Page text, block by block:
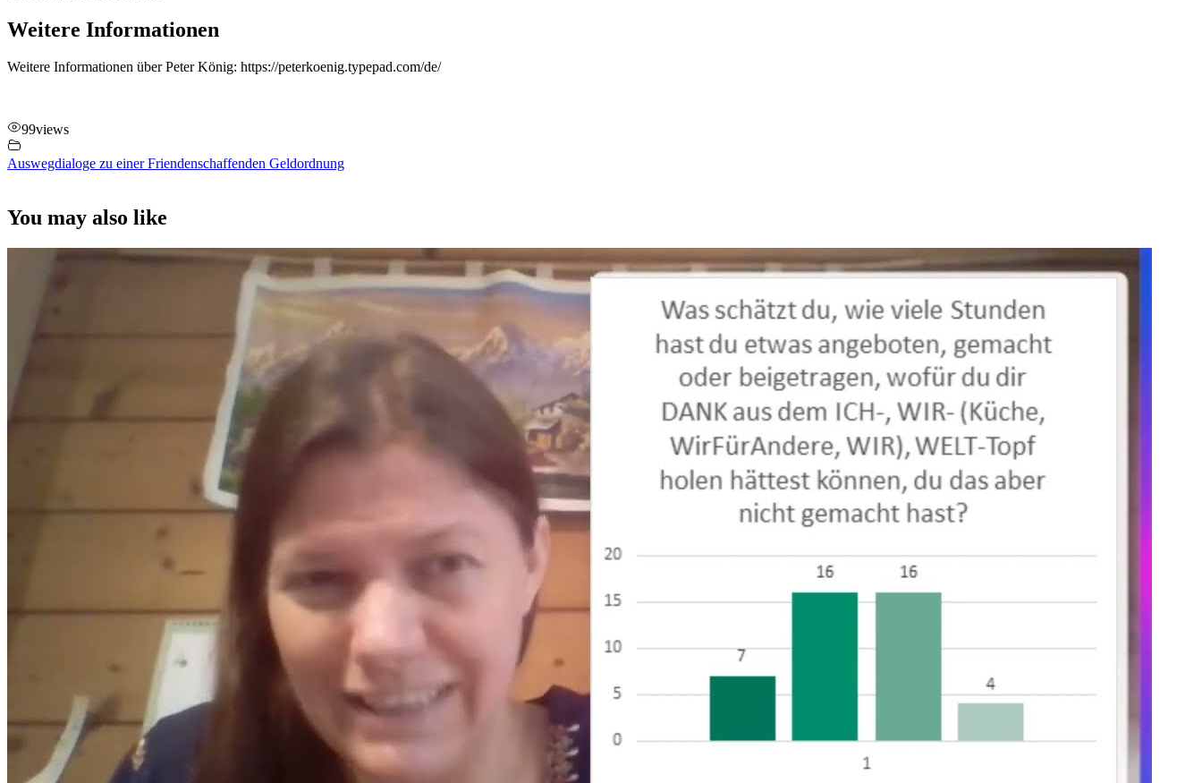
Weitere Informationen
Weitere Informationen über Peter König: https://peterkoenig.typepad.com/de/
99views
Auswegdialoge zu einer Friendenschaffenden Geldordnung
You may also like